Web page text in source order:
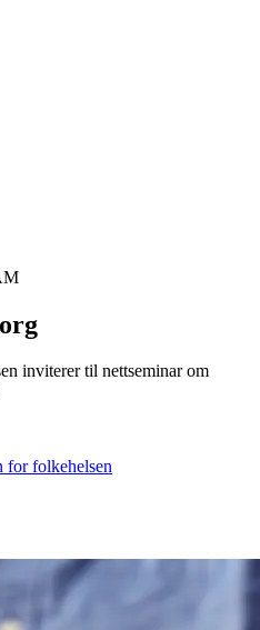
inviterer til nettseminar om
for folkehelsen